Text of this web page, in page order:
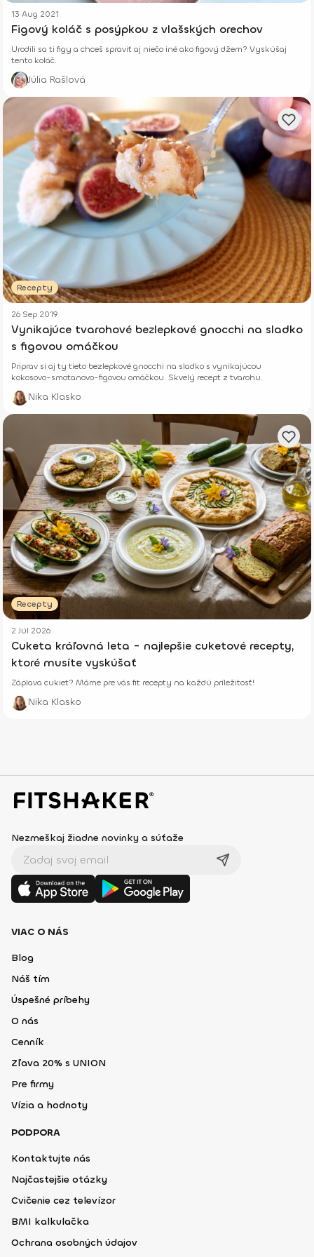
13 Aug 2021
Figový koláč s posýpkou z vlašských orechov
Urodili sa ti figy a chceš spraviť aj niečo iné ako figový džem? Vyskúšaj
tento koláč.
Júlia Rašlová
Recepty
26 Sep 2019
Vynikajúce tvarohové bezlepkové gnocchi na sladko
s figovou omáčkou
Priprav si aj ty tieto bezlepkové gnocchi na sladko s vynikajúcou
kokosovo-smotanovo-figovou omáčkou. Skvelý recept z tvarohu.
Nika Klasko
Recepty
2 Júl 2026
Cuketa kráľovná leta - najlepšie cuketové recepty,
ktoré musíte vyskúšať
Záplava cukiet? Máme pre vás fit recepty na každú príležitosť!
Nika Klasko
Nezmeškaj žiadne novinky a súťaže
VIAC O NÁS
Blog
Náš tím
Úspešné príbehy
O nás
Cenník
Zľava 20% s UNION
Pre firmy
Vízia a hodnoty
PODPORA
Kontaktujte nás
Najčastejšie otázky
Cvičenie cez televízor
BMI kalkulačka
Ochrana osobných údajov